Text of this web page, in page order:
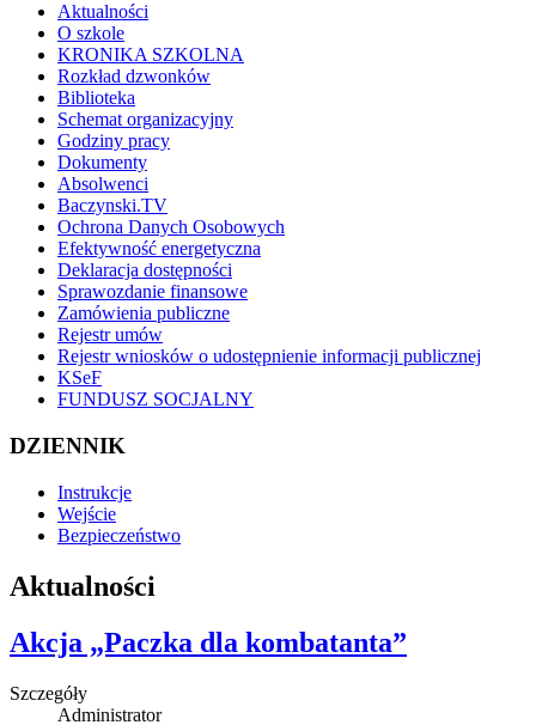
Aktualności
O szkole
KRONIKA SZKOLNA
Rozkład dzwonków
Biblioteka
Schemat organizacyjny
Godziny pracy
Dokumenty
Absolwenci
Baczynski.TV
Ochrona Danych Osobowych
Efektywność energetyczna
Deklaracja dostępności
Sprawozdanie finansowe
Zamówienia publiczne
Rejestr umów
Rejestr wniosków o udostępnienie informacji publicznej
KSeF
FUNDUSZ SOCJALNY
DZIENNIK
Instrukcje
Wejście
Bezpieczeństwo
Aktualności
Akcja „Paczka dla kombatanta”
Szczegóły
Administrator